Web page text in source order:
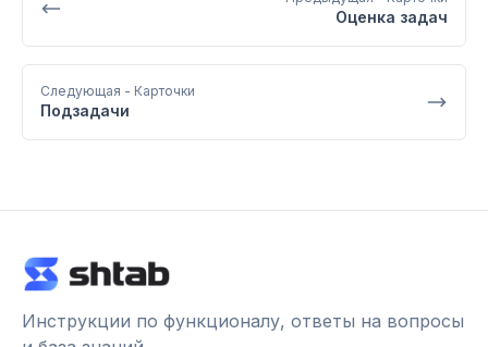
Оценка задач
Следующая - Карточки
Подзадачи
Инструкции по функционалу, ответы на вопросы